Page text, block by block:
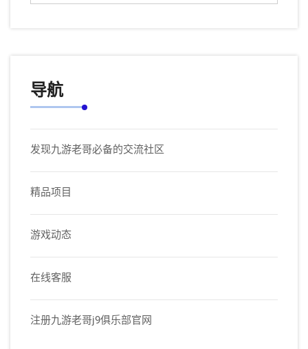
导航
发现九游老哥必备的交流社区
精品项目
游戏动态
在线客服
注册九游老哥j9俱乐部官网